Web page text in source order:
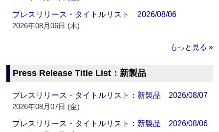
プレスリリース・タイトルリスト 2026/08/06
2026年08月06日 (木)
もっと見る »
Press Release Title List：新製品
プレスリリース・タイトルリスト：新製品 2026/08/07
2026年08月07日 (金)
プレスリリース・タイトルリスト：新製品 2026/08/06